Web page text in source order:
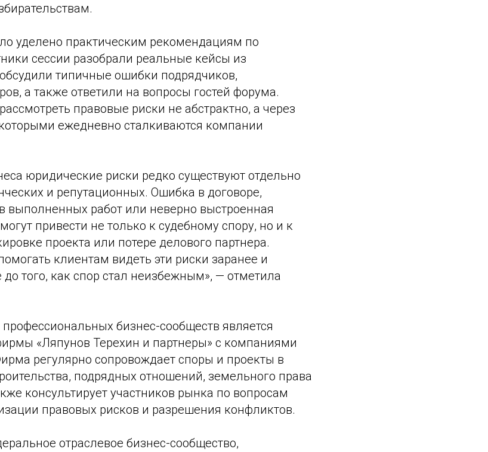
уделено практическим рекомендациям по
сессии разобрали реальные кейсы из
типичные ошибки подрядчиков,
а также ответили на вопросы гостей форума.
правовые риски не абстрактно, а через
ежедневно сталкиваются компании
юридические риски редко существуют отдельно
и репутационных. Ошибка в договоре,
выполненных работ или неверно выстроенная
привести не только к судебному спору, но и к
проекта или потере делового партнера.
клиентам видеть эти риски заранее и
того, как спор стал неизбежным», — отметила
бизнес-сообществ является
«Ляпунов Терехин и партнеры» с компаниями
регулярно сопровождает споры и проекты в
подрядных отношений, земельного права
консультирует участников рынка по вопросам
правовых рисков и разрешения конфликтов.
отраслевое бизнес-сообщество,